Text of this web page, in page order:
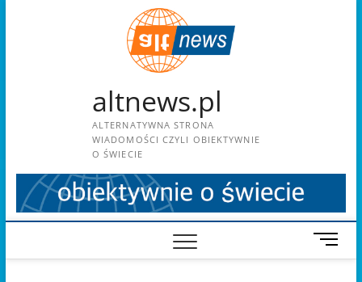
altnews.pl
ALTERNATYWNA STRONA
WIADOMOŚCI CZYLI OBIEKTYWNIE
O ŚWIECIE
M
e